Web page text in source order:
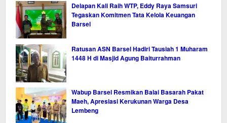
Delapan Kali Raih WTP, Eddy Raya Samsuri
Tegaskan Komitmen Tata Kelola Keuangan
Barsel
Ratusan ASN Barsel Hadiri Tausiah 1 Muharam
1448 H di Masjid Agung Baiturrahman
Wabup Barsel Resmikan Balai Basarah Pakat
Maeh, Apresiasi Kerukunan Warga Desa
Lembeng